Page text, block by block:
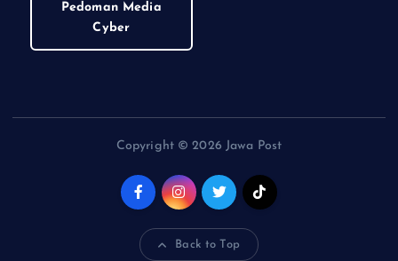
Pedoman Media
Cyber
Copyright © 2026 Jawa Post
Back to Top